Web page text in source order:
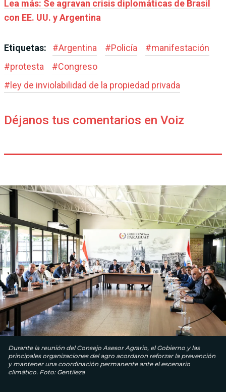
Lea más: Se agravan crisis diplomáticas de Brasil
con EE. UU. y Argentina
Etiquetas: #Argentina #Policía #manifestación
#protesta #Congreso
# ley de inviolabilidad de la propiedad privada
Déjanos tus comentarios en Voiz
Durante la reunión del Consejo Asesor Agrario, el Gobierno y las
principales organizaciones del agro acordaron reforzar la prevención
y mantener una coordinación permanente ante el escenario
climático. Foto: Gentileza